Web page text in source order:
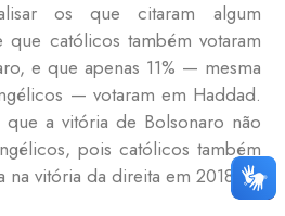
os que citaram algum
que católicos também votaram
e que apenas 11% — mesma
— votaram em Haddad.
que a vitória de Bolsonaro não
pois católicos também
vitória da direita em 2018.